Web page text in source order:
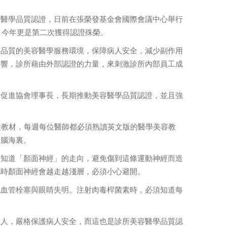
學品質認證，日前在張榮發基金會國際會議中心舉行
年更是第二次獲得認證殊榮。
質的美容醫學服務環境，保障病人安全，減少副作用
，診所藉由外部認證的力量，來刺激診所內部員工成
進協會理事長，長期推動美容醫學品質認證，並且強
材，每週每位醫師都必須熟讀英文版的醫學美容教
海裏。
道「顏面神經」的走向，避免傷到這條運動神經而造
顏面神經會越走越淺層，必須小心避開。
管栓塞與眼睛失明。注射肉毒桿菌素時，必須知道每
，嚴格保護病人安全，而這也是診所美容醫學品質認